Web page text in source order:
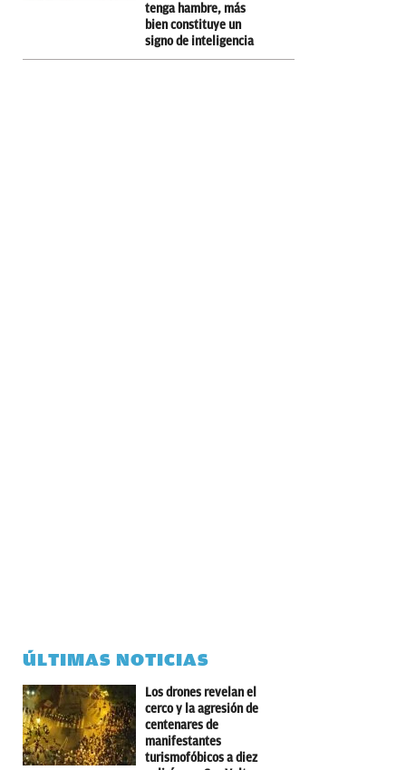
tenga hambre, más
bien constituye un
signo de inteligencia
ÚLTIMAS NOTICIAS
Los drones revelan el
cerco y la agresión de
centenares de
manifestantes
turismofóbicos a diez